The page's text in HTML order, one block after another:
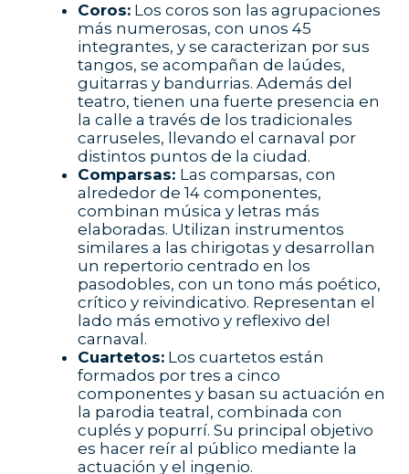
Coros: Los coros son las agrupaciones
más numerosas, con unos 45
integrantes, y se caracterizan por sus
tangos, se acompañan de laúdes,
guitarras y bandurrias. Además del
teatro, tienen una fuerte presencia en
la calle a través de los tradicionales
carruseles, llevando el carnaval por
distintos puntos de la ciudad.
Comparsas: Las comparsas, con
alrededor de 14 componentes,
combinan música y letras más
elaboradas. Utilizan instrumentos
similares a las chirigotas y desarrollan
un repertorio centrado en los
pasodobles, con un tono más poético,
crítico y reivindicativo. Representan el
lado más emotivo y reflexivo del
carnaval.
Cuartetos: Los cuartetos están
formados por tres a cinco
componentes y basan su actuación en
la parodia teatral, combinada con
cuplés y popurrí. Su principal objetivo
es hacer reír al público mediante la
actuación y el ingenio.